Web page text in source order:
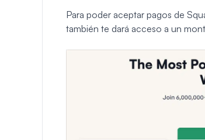
Para poder aceptar pagos de
también te dará acceso a un